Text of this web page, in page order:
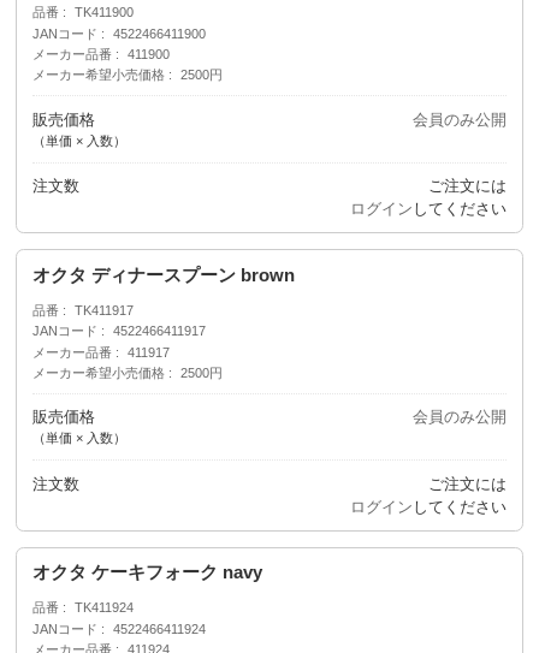
品番
TK411900
JANコード
4522466411900
メーカー品番
411900
メーカー希望小売価格
2500円
販売価格
（単価 × 入数）
会員のみ公開
注文数
ご注文には
ログイン してください
オクタ ディナースプーン brown
品番
TK411917
JANコード
4522466411917
メーカー品番
411917
メーカー希望小売価格
2500円
販売価格
（単価 × 入数）
会員のみ公開
注文数
ご注文には
ログイン してください
オクタ ケーキフォーク navy
品番
TK411924
JANコード
4522466411924
メーカー品番
411924